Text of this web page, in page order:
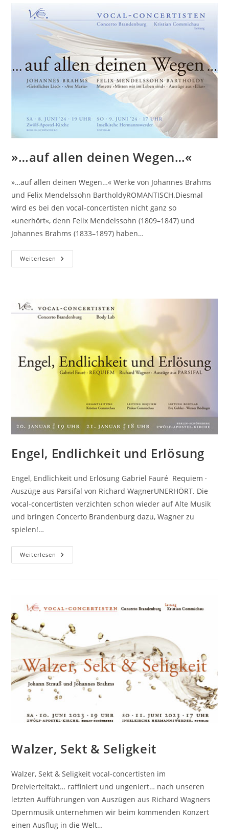
»…auf allen deinen Wegen…«
»…auf allen deinen Wegen…« Werke von Johannes Brahms
und Felix Mendelssohn BartholdyROMANTISCH.Diesmal
wird es bei den vocal-concertisten nicht ganz so
»unerhört«, denn Felix Mendelssohn (1809–1847) und
Johannes Brahms (1833–1897) haben…
Weiterlesen »…
Auf
Engel, Endlichkeit und Erlösung
Engel, Endlichkeit und Erlösung Gabriel Fauré Requiem ·
Auszüge aus Parsifal von Richard WagnerUNERHÖRT. Die
vocal-concertisten verzichten schon wieder auf Alte Musik
und bringen Concerto Brandenburg dazu, Wagner zu
spielen!…
Weiterlesen Engel,
Endlichkeit
Walzer, Sekt & Seligkeit
Walzer, Sekt & Seligkeit vocal-concertisten im
Dreivierteltakt… raffiniert und ungeniert… nach unseren
letzten Aufführungen von Auszügen aus Richard Wagners
Opernmusik unternehmen wir beim kommenden Konzert
einen Ausflug in die Welt…